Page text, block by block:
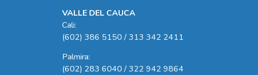
VALLE DEL CAUCA
Cali:
(602) 386 5150 / 313 342 2411
Palmira:
(602) 283 6040 / 322 942 9864